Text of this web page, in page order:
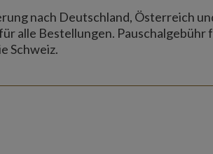
nach Deutschland, Österreich
alle Bestellungen. Pauschalgebühr
Schweiz.